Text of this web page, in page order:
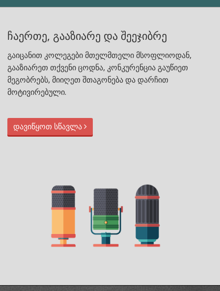
ჩაერთე, გააზიარე და შეეჯიბრე
გაიცანით კოლეგები მთელმთელი მსოფლიოდან,
გააზიარეთ თქვენი ცოდნა, კონკურენცია გაუწიეთ
მეგობრებს, მიიღეთ შთაგონება და დარჩით
მოტივირებული.
დავიწყოთ სწავლა